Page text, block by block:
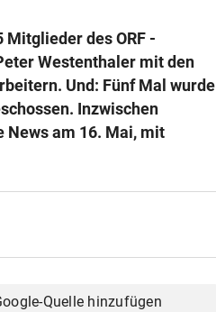
des ORF -
Westenthaler mit den
Und: Fünf Mal wurde
Inzwischen
News am 16. Mai, mit
Quelle hinzufügen